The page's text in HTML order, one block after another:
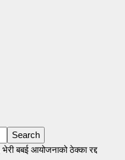
भेरी बबई आयोजनाको ठेक्का रद्द